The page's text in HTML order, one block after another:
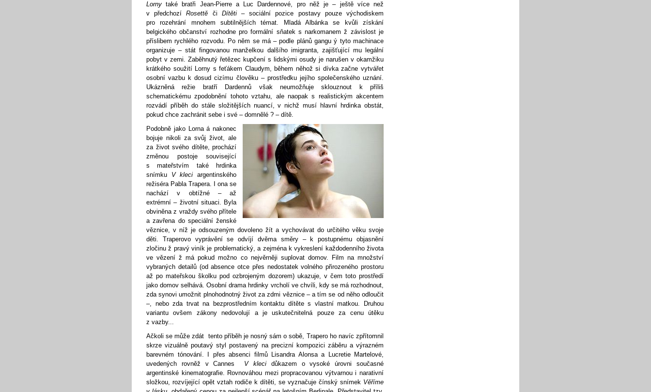
Lorny také bratři Jean-Pierre a Luc Dardennové, pro něž je – ještě více než
v předchozíRosettě či Dítěti– sociální pozice postavy pouze východiskem
pro rozehrání mnohem subtilnějších témat. Mladá Albánka se kvůli získání
belgického občanství rozhodne pro formální sňatek s narkomanem ž závislost je
příslibem rychlého rozvodu. Po něm se má – podle plánů gangu ý tyto machinace
organizuje – stát fingovanou manželkou dalšího imigranta, zajišťující mu legální
pobyt v zemi. Zaběhnutý řetězec kupčení s lidskými osudy je narušen v okamžiku
krátkého soužití Lorny s feťákem Claudym, během něhož si dívka začne vytvářet
osobní vazbu k dosud cizímu člověku – prostředku jejího společenského uznání.
Ukázněná režie bratří Dardennů však neumožňuje sklouznout k příliš
schematickému zpodobnění tohoto vztahu, ale naopak s realistickým akcentem
rozvádí příběh do stále složitějších nuancí, v nichž musí hlavní hrdinka obstát,
pokud chce zachránit sebe i své – domnělé ? – dítě.
Podobně jako Lorna á nakonec
bojuje nikoli za svůj život, ale
za život svého dítěte, prochází
změnou postoje související
s mateřstvím také hrdinka
snímku V kleci argentinského
režiséra Pabla Trapera. I ona se
nachází v obtížné – až
extrémní – životní situaci. Byla
obviněna z vraždy svého přítele
a zavřena do speciální ženské
věznice, v níž je odsouzeným dovoleno žít a vychovávat do určitého věku svoje
děti. Traperovo vyprávění se odvíjí dvěma směry – k postupnému objasnění
zločinu ž pravý viník je problematický, a zejména k vykreslení každodenního života
ve vězení ž má pokud možno co nejvěrněji suplovat domov. Film na množství
vybraných detailů (od absence otce přes nedostatek volného přirozeného prostoru
až po mateřskou školku pod ozbrojeným dozorem) ukazuje, v čem toto prostředí
jako domov selhává. Osobní drama hrdinky vrcholí ve chvíli, kdy se má rozhodnout,
zda synovi umožnit plnohodnotný život za zdmi věznice – a tím se od něho odloučit
–, nebo zda trvat na bezprostředním kontaktu dítěte s vlastní matkou. Druhou
variantu ovšem zákony nedovolují a je uskutečnitelná pouze za cenu útěku
z vazby...
Ačkoli se může zdát tento příběh je nosný sám o sobě, Trapero ho navíc zpřítomnil
skrze vizuálně poutavý styl postavený na precizní kompozici záběru a výrazném
barevném tónování. I přes absenci filmů Lisandra Alonsa a Lucretie Martelové,
uvedených rovněž v Cannes V klecidůkazem o vysoké úrovni současné
argentinské kinematografie. Rovnováhou mezi propracovanou výtvarnou i narativní
složkou, rozvíjející opět vztah rodiče k dítěti, se vyznačuje čínský snímek Věříme